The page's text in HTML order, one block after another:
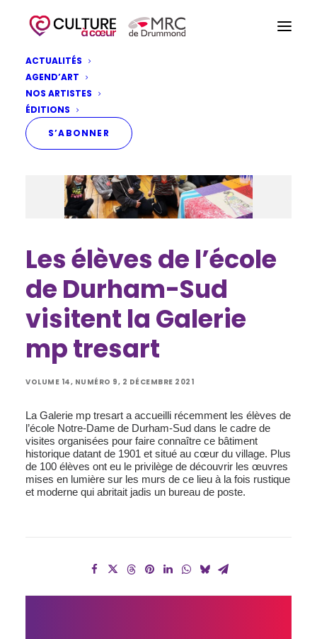
ACTUALITÉS
AGEND’ART
NOS ARTISTES
ÉDITIONS
S’ABONNER
Les élèves de l’école
de Durham-Sud
visitent la Galerie
mp tresart
VOLUME 14, NUMÉRO 9, 2 DÉCEMBRE 2021
La Galerie mp tresart a accueilli récemment les élèves de
l’école Notre-Dame de Durham-Sud dans le cadre de
visites organisées pour faire connaître ce bâtiment
historique datant de 1901 et situé au cœur du village. Plus
de 100 élèves ont eu le privilège de découvrir les œuvres
mises en lumière sur les murs de ce lieu à la fois rustique
et moderne qui abritait jadis un bureau de poste.